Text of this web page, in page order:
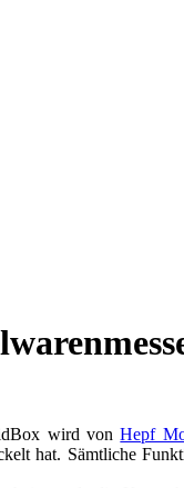
wird vonHepf
hat. Sämtliche